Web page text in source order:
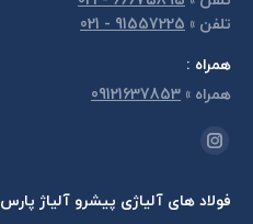
تلفن »
91557225 - 021
همراه :
همراه »
09121637853
مارا در اینجا پیدا کنید:
اینستاگرام
opens
فولاد های آلیاژی پیشرو آلیاژ پارس